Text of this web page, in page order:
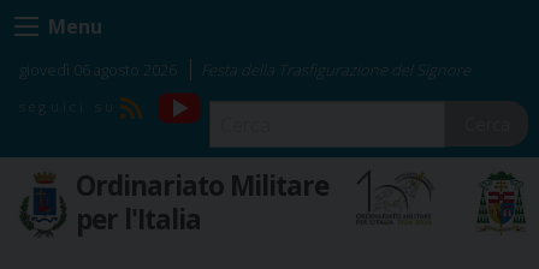
Skip
to
content
Menu
giovedì 06 agosto 2026 Festa della Trasfigurazione del Signore
RSS
YouTube
Ordinariato Militare
per l'Italia